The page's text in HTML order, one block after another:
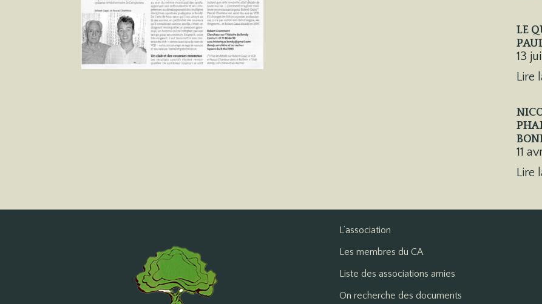
LE
13
Lire
11
Lire
L’association
Les membres du CA
Liste des associations amies
On recherche des documents